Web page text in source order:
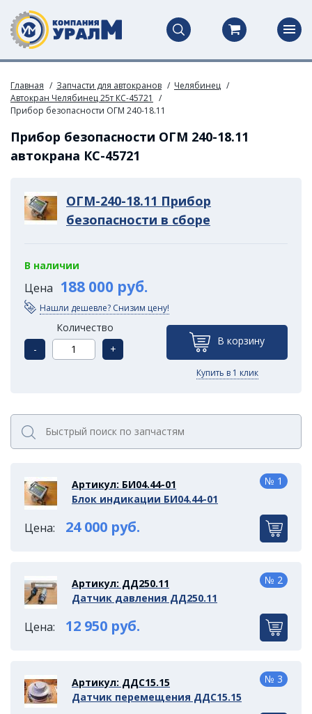
Главная Запчасти для автокранов
Челябинец
Автокран Челябинец 25т КС-45721
Прибор безопасности ОГМ 240-18.11
Прибор безопасности ОГМ 240-18.11
автокрана КС-45721
ОГМ-240-18.11 Прибор
безопасности в сборе
В наличии
Цена 188 000 руб.
Нашли дешевле? Снизим цену!
Количество
-
+
В корзину
Купить в 1 клик
Артикул: БИ04.44-01
Блок индикации БИ04.44-01
Цена: 24 000 руб.
№ 1
Артикул: ДД250.11
Датчик давления ДД250.11
Цена: 12 950 руб.
№ 2
Артикул: ДДС15.15
Датчик перемещения ДДС15.15
№ 3